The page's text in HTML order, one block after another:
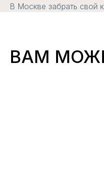
В Москве забрать свой
ВАМ